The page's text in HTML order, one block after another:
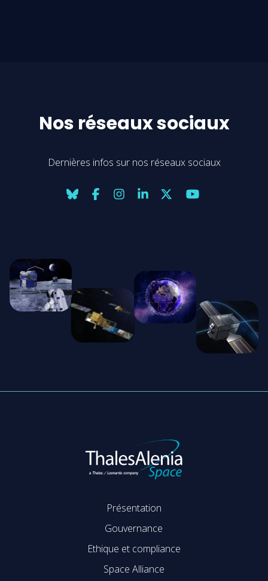
Nos réseaux sociaux
Dernières infos sur nos réseaux sociaux
Présentation
Gouvernance
Ethique et compliance
Space Alliance